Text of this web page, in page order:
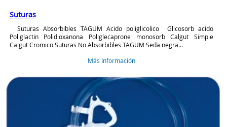
Suturas
Suturas Absorbibles TAGUM Acido poliglicolico Glicosorb acido
Poliglactin Polidioxanona Poliglecaprone monosorb Calgut Simple
Calgut Cromico Suturas No Absorbibles TAGUM Seda negra...
Más Información